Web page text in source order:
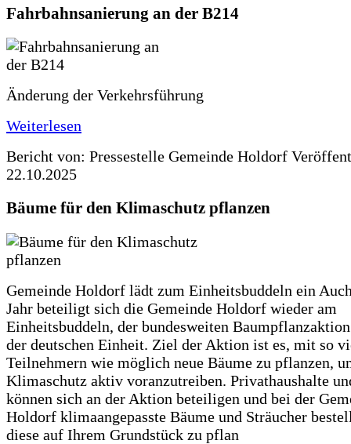
Fahrbahnsanierung an der B214
Änderung der Verkehrsführung
Weiterlesen
Bericht von: Pressestelle Gemeinde Holdorf
22.10.2025
Bäume für den Klimaschutz pflanzen
Gemeinde Holdorf lädt zum Einheitsbuddeln ein
Jahr beteiligt sich die Gemeinde Holdorf wieder am
Einheitsbuddeln, der bundesweiten
der deutschen Einheit. Ziel der Aktion ist es, mit so
Teilnehmern wie möglich neue Bäume zu pflanzen,
Klimaschutz aktiv voranzutreiben. Privathaushalte
können sich an der Aktion beteiligen und bei der
Holdorf klimaangepasste Bäume und Sträucher
diese auf Ihrem Grundstück zu pflan